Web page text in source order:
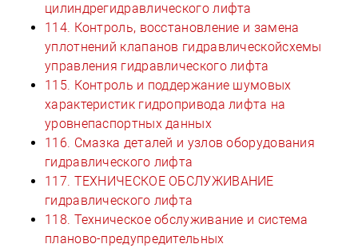
цилиндрегидравлического лифта
114. Контроль, восстановление и замена
уплотнений клапанов гидравлическойсхемы
управления гидравлического лифта
115. Контроль и поддержание шумовых
характеристик гидропривода лифта на
уровнепаспортных данных
116. Смазка деталей и узлов оборудования
гидравлического лифта
117. ТЕХНИЧЕСКОЕ ОБСЛУЖИВАНИЕ
гидравлического лифта
118. Техническое обслуживание и система
планово-предупредительных